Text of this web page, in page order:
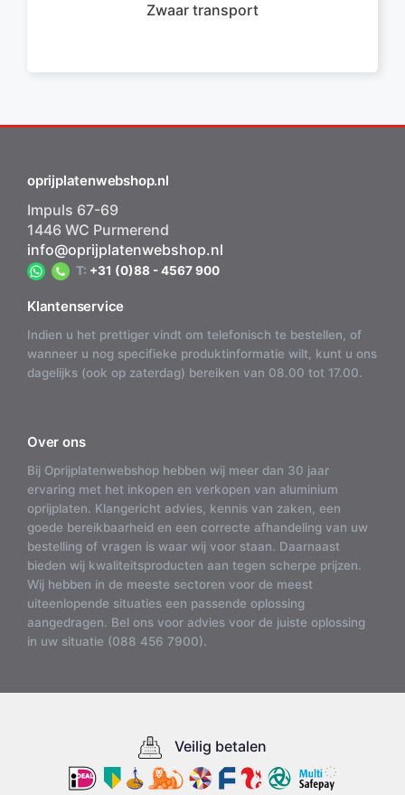
Zwaar transport
oprijplatenwebshop.nl
Impuls 67-69
1446 WC Purmerend
info@oprijplatenwebshop.nl
T: +31 (0)88 - 4567 900
Klantenservice
Indien u het prettiger vindt om telefonisch te bestellen, of
wanneer u nog specifieke produktinformatie wilt, kunt u ons
dagelijks (ook op zaterdag) bereiken van 08.00 tot 17.00.
Over ons
Bij Oprijplatenwebshop hebben wij meer dan 30 jaar
ervaring met het inkopen en verkopen van aluminium
oprijplaten. Klangericht advies, kennis van zaken, een
goede bereikbaarheid en een correcte afhandeling van uw
bestelling of vragen is waar wij voor staan. Daarnaast
bieden wij kwaliteitsproducten aan tegen scherpe prijzen.
Wij hebben in de meeste sectoren voor de meest
uiteenlopende situaties een passende oplossing
aangedragen. Bel ons voor advies voor de juiste oplossing
in uw situatie (088 456 7900).
Veilig betalen